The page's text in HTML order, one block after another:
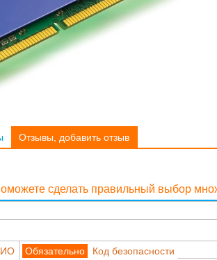
Отзывы, добавить отзыв
сделать правильный выбор
Код безопасности